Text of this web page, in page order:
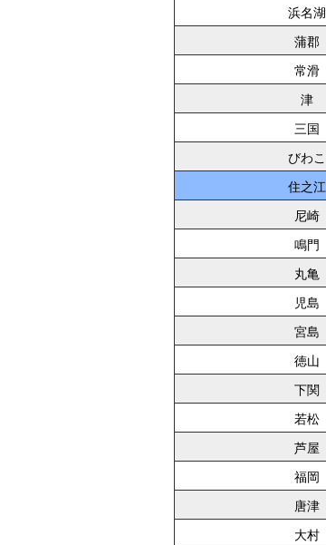
浜名湖
蒲郡
常滑
津
三国
びわこ
住之江
尼崎
鳴門
丸亀
児島
宮島
徳山
下関
若松
芦屋
福岡
唐津
大村